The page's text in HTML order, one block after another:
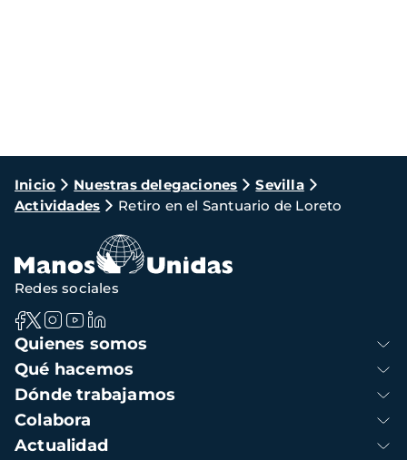
Ruta
de
navegación
Inicio Nuestras delegaciones
Sevilla
Actividades
Retiro en el Santuario de Loreto
Navegación
principal
Quienes somos
Qué hacemos
Dónde trabajamos
Colabora
Actualidad
Redes sociales